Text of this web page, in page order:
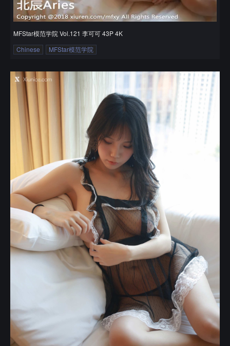
MFStar模范学院 Vol.121 李可可 43P 4K
Chinese
MFStar模范学院